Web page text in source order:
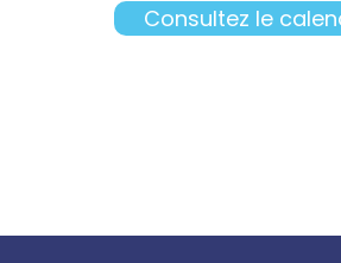
Consultez le